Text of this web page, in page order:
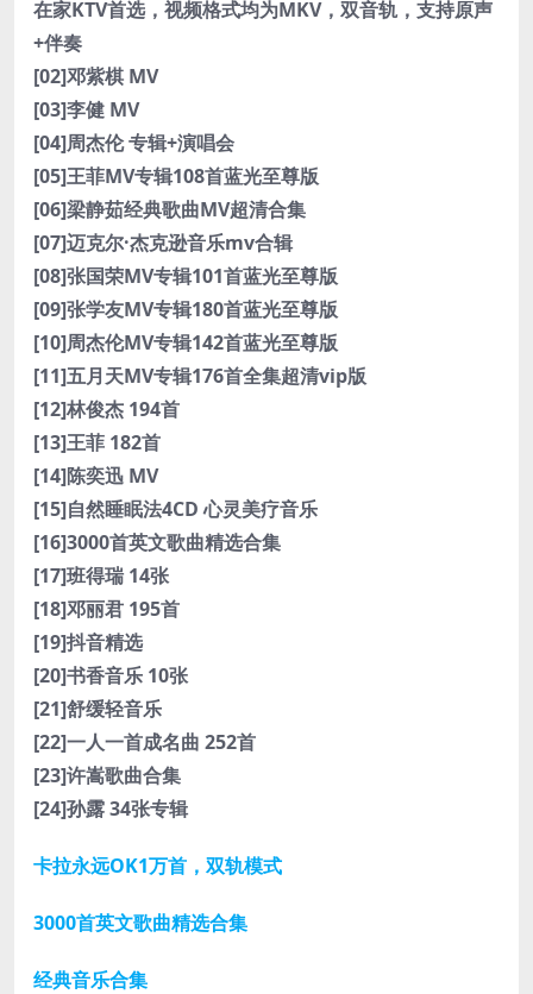
在家KTV首选，视频格式均为MKV，双音轨，支持原声
+伴奏
[02]邓紫棋 MV
[03]李健 MV
[04]周杰伦 专辑+演唱会
[05]王菲MV专辑108首蓝光至尊版
[06]梁静茹经典歌曲MV超清合集
[07]迈克尔·杰克逊音乐mv合辑
[08]张国荣MV专辑101首蓝光至尊版
[09]张学友MV专辑180首蓝光至尊版
[10]周杰伦MV专辑142首蓝光至尊版
[11]五月天MV专辑176首全集超清vip版
[12]林俊杰 194首
[13]王菲 182首
[14]陈奕迅 MV
[15]自然睡眠法4CD 心灵美疗音乐
[16]3000首英文歌曲精选合集
[17]班得瑞 14张
[18]邓丽君 195首
[19]抖音精选
[20]书香音乐 10张
[21]舒缓轻音乐
[22]一人一首成名曲 252首
[23]许嵩歌曲合集
[24]孙露 34张专辑
卡拉永远OK1万首，双轨模式
3000首英文歌曲精选合集
经典音乐合集